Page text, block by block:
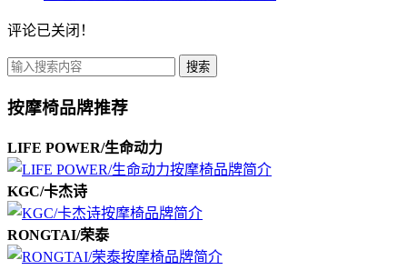
评论已关闭！
搜索
按摩椅品牌推荐
LIFE POWER/生命动力
KGC/卡杰诗
RONGTAI/荣泰